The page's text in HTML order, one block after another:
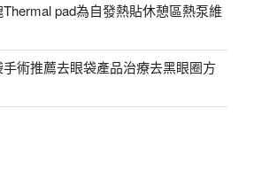
pad為自發熱貼休憩區熱泵維
術推薦去眼袋產品治療去黑眼圈方